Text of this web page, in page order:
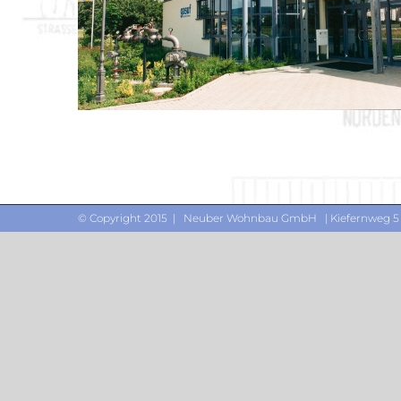
© Copyright 2015 | Neuber Wohnbau GmbH | Kiefernweg